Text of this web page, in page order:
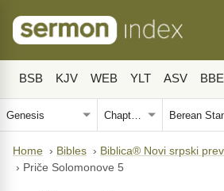
BSB KJV WEB YLT ASV BBE
Home › Bibles › Biblica® Novi srpski
› Priče Solomonove 5